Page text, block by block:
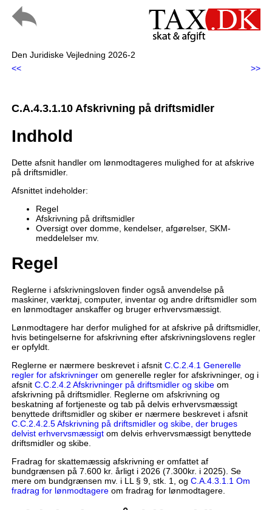
Den Juridiske Vejledning 2026-2
<<
>>
C.A.4.3.1.10 Afskrivning på driftsmidler
Indhold
Dette afsnit handler om lønmodtageres mulighed for at afskrive
på driftsmidler.
Afsnittet indeholder:
Regel
Afskrivning på driftsmidler
Oversigt over domme, kendelser, afgørelser, SKM-
meddelelser mv.
Regel
Reglerne i afskrivningsloven finder også anvendelse på
maskiner, værktøj, computer, inventar og andre driftsmidler som
en lønmodtager anskaffer og bruger erhvervsmæssigt.
Lønmodtagere har derfor mulighed for at afskrive på driftsmidler,
hvis betingelserne for afskrivning efter afskrivningslovens regler
er opfyldt.
Reglerne er nærmere beskrevet i afsnit C.C.2.4.1 Generelle
regler for afskrivningerom generelle regler for afskrivninger, og i
afsnit C.C.2.4.2 Afskrivninger på driftsmidler og skibeom
afskrivning på driftsmidler. Reglerne om afskrivning og
beskatning af fortjeneste og tab på delvis erhvervsmæssigt
benyttede driftsmidler og skiber er nærmere beskrevet i afsnit
C.C.2.4.2.5 Afskrivning på driftsmidler og skibe, der bruges
delvist erhvervsmæssigtom delvis erhvervsmæssigt benyttede
driftsmidler og skibe.
Fradrag for skattemæssig afskrivning er omfattet af
bundgrænsen på 7.600 kr. årligt i 2026 (7.300kr. i 2025). Se
mere om bundgrænsen mv. i LL § 9, stk. 1, og C.A.4.3.1.1 Om
fradrag for lønmodtagereom fradrag for lønmodtagere.